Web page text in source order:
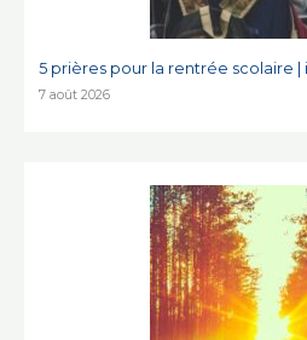
5 prières pour la rentrée scolaire
7 août 2026